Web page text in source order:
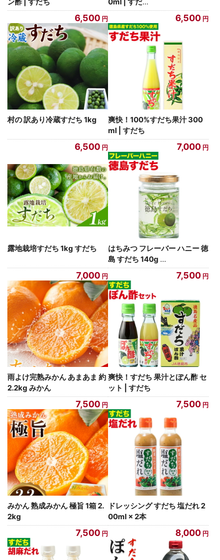
6,500 6,500
村の 訳あり冷蔵すだち 1kg
6,500
爽快！100%すだち果汁 300
ml | すだち
7,000
露地栽培すだち 1kg すだち
7,000
はちみつ フレーバー ハニー 徳
島 すだち 140g …
7,500
雨よけ完熟みかん あまあま 約
2.2kg みかん
7,500
爽快！すだち 果汁とぽん酢 セ
ット | すだち
7,500
みかん 熟成みかん 極旨 1箱 2.
2kg
7,500
ドレッシング すだち 塩だれ 2
00ml × 2本
8,000